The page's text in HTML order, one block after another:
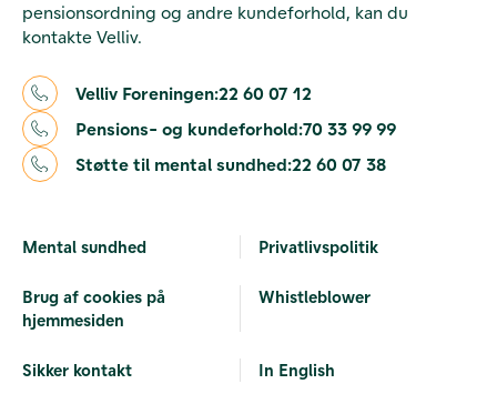
pensionsordning og andre kundeforhold, kan du
kontakte Velliv.
Velliv Foreningen:22 60 07 12
Pensions- og kundeforhold:70 33 99 99
Støtte til mental sundhed:22 60 07 38
Mental sundhed Privatlivspolitik
Brug af cookies på
hjemmesiden
Whistleblower
Sikker kontakt In English